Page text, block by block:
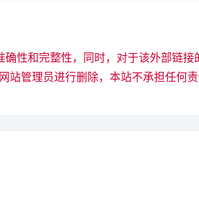
性和完整性，同时，对于该外部链
管理员进行删除，本站不承担任何责